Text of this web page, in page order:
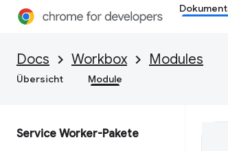
Docs Workbox Modules
Übersicht Module
Service Worker-Pakete